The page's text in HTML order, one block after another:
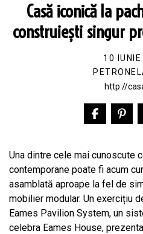
Casă iconică la
construiești singur
10
http://
Una dintre cele mai cunoscute
contemporane poate fi acum
asamblată aproape la fel de
mobilier modular. Un exercițiu
Eames Pavilion System, un
celebra Eames House,